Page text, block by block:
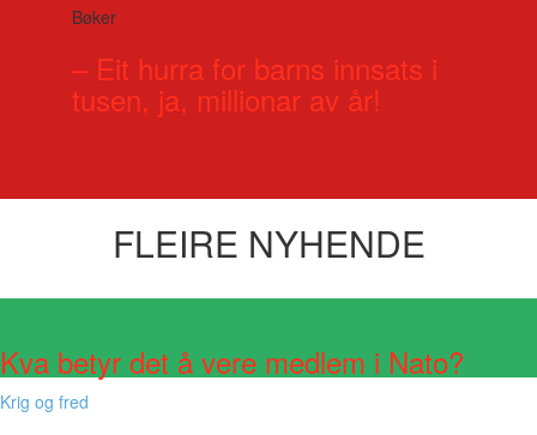
Bøker
– Eit hurra for barns innsats i
tusen, ja, millionar av år!
FLEIRE NYHENDE
Kva betyr det å vere medlem i Nato?
Krig og fred